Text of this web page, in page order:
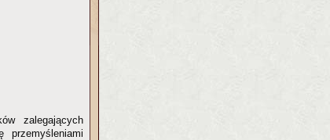
zalegających
przemyśleniami